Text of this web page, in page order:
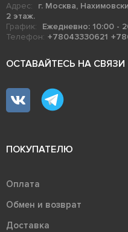
Адрес:
г. Москва,
2 этаж.
График:
Ежедневно: 10:00 -
Телефон: +78043330621
ОСТАВАЙТЕСЬ НА СВЯЗИ
ПОКУПАТЕЛЮ
Оплата
Обмен и возврат
Доставка